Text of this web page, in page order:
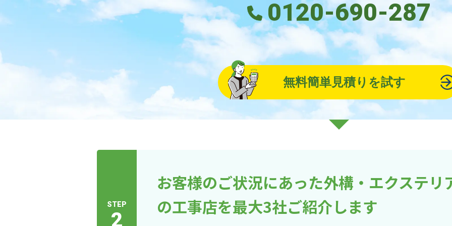
0120-690-287
無料簡単見積りを試す
STEP
2
お客様のご状況にあった外構・エクステリ
の工事店を最大3社ご紹介します